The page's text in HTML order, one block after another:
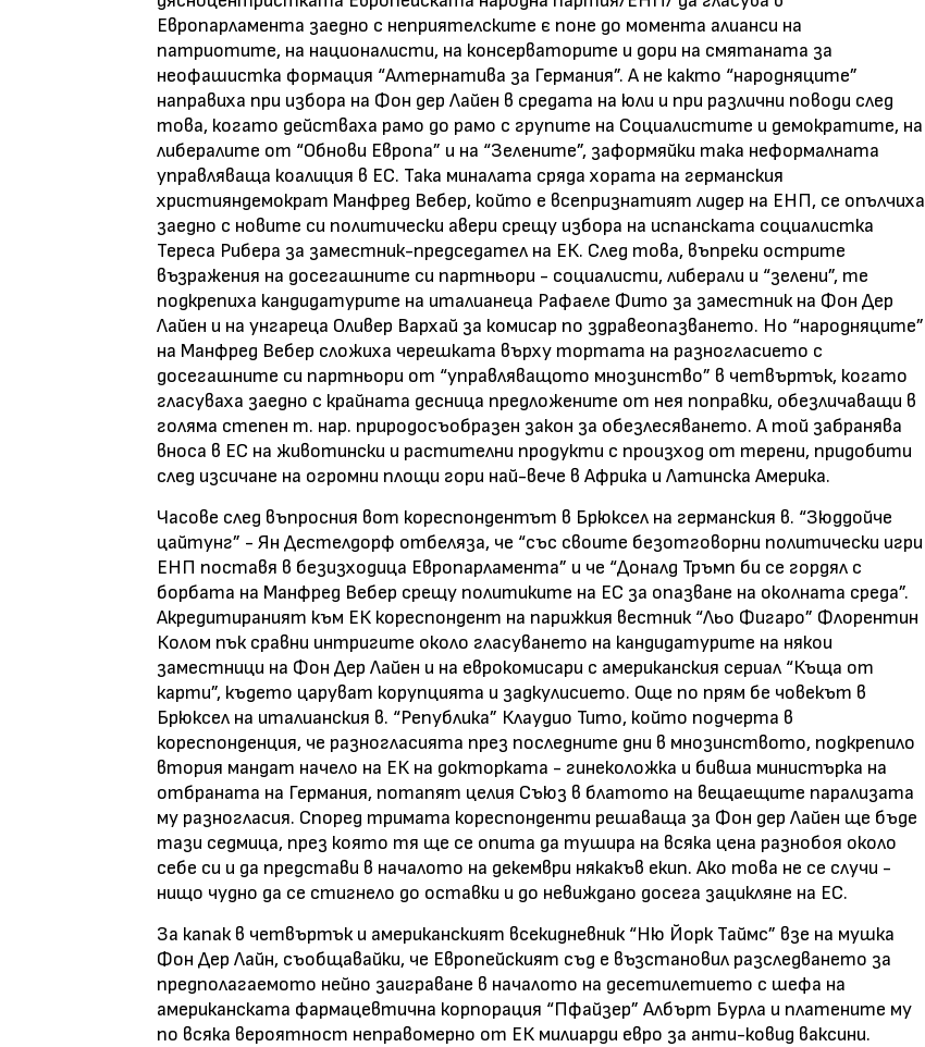
Европарламента заедно с неприятелските є поне до момента алианси на
патриотите, на националисти, на консерваторите и дори на смятаната за
неофашистка формация “Алтернатива за Германия”. А не както “народняците”
направиха при избора на Фон дер Лайен в средата на юли и при различни поводи след
това, когато действаха рамо до рамо с групите на Социалистите и демократите, на
либералите от “Обнови Европа” и на “Зелените”, заформяйки така неформалната
управляваща коалиция в ЕС. Така миналата сряда хората на германския
християндемократ Манфред Вебер, който е всепризнатият лидер на ЕНП, се опълчиха
заедно с новите си политически авери срещу избора на испанската социалистка
Тереса Рибера за заместник-председател на ЕК. След това, въпреки острите
възражения на досегашните си партньори - социалисти, либерали и “зелени”, те
подкрепиха кандидатурите на италианеца Рафаеле Фито за заместник на Фон Дер
Лайен и на унгареца Оливер Вархай за комисар по здравеопазването. Но “народняците”
на Манфред Вебер сложиха черешката върху тортата на разногласието с
досегашните си партньори от “управляващото мнозинство” в четвъртък, когато
гласуваха заедно с крайната десница предложените от нея поправки, обезличаващи в
голяма степен т. нар. природосъобразен закон за обезлесяването. А той забранява
вноса в ЕС на животински и растителни продукти с произход от терени, придобити
след изсичане на огромни площи гори най-вече в Африка и Латинска Америка.
Часове след въпросния вот кореспондентът в Брюксел на германския в. “Зюддойче
цайтунг” - Ян Дестелдорф отбеляза, че “със своите безотговорни политически игри
ЕНП поставя в безизходица Европарламента” и че “Доналд Тръмп би се гордял с
борбата на Манфред Вебер срещу политиките на ЕС за опазване на околната среда”.
Акредитираният към ЕК кореспондент на парижкия вестник “Льо Фигаро” Флорентин
Колом пък сравни интригите около гласуването на кандидатурите на някои
заместници на Фон Дер Лайен и на еврокомисари с американския сериал “Къща от
карти”, където царуват корупцията и задкулисието. Още по прям бе човекът в
Брюксел на италианския в. “Република” Клаудио Тито, който подчерта в
кореспонденция, че разногласията през последните дни в мнозинството, подкрепило
втория мандат начело на ЕК на докторката - гинеколожка и бивша министърка на
отбраната на Германия, потапят целия Съюз в блатото на вещаещите парализата
му разногласия. Според тримата кореспонденти решаваща за Фон дер Лайен ще бъде
тази седмица, през която тя ще се опита да тушира на всяка цена разнобоя около
себе си и да представи в началото на декември някакъв екип. Ако това не се случи -
нищо чудно да се стигнело до оставки и до невиждано досега зацикляне на ЕС.
За капак в четвъртък и американският всекидневник “Ню Йорк Таймс” взе на мушка
Фон Дер Лайн, съобщавайки, че Европейският съд е възстановил разследването за
предполагаемото нейно заиграване в началото на десетилетието с шефа на
американската фармацевтична корпорация “Пфайзер” Албърт Бурла и платените му
по всяка вероятност неправомерно от ЕК милиарди евро за анти-ковид ваксини.